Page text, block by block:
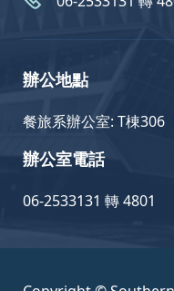
辦公地點
餐旅系辦公室: T棟306
辦公室電話
06-2533131 轉 4801